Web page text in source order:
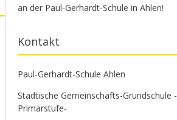
an der Paul-Gerhardt-Schule in Ahlen!
Kontakt
Paul-Gerhardt-Schule Ahlen
Städtische Gemeinschafts-Grundschule -
Primarstufe-